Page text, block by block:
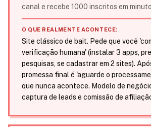
canal e recebe 1000 inscritos em
O QUE REALMENTE ACONTECE:
Site clássico de bait. Pede que você
verificação humana' (instalar 3 apps,
pesquisas, se cadastrar em 2 sites).
promessa final é 'aguarde o
que nunca acontece. Modelo de
captura de leads e comissão de